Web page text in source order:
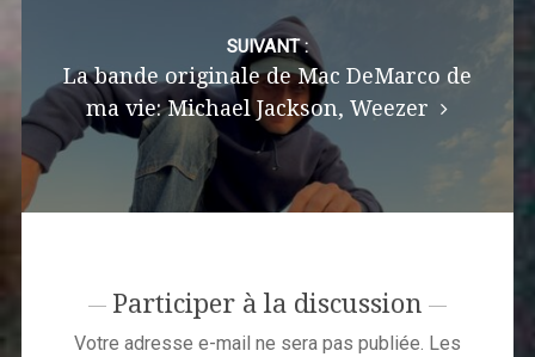
SUIVANT :
La bande originale de Mac DeMarco de
ma vie: Michael Jackson, Weezer
Participer à la discussion
Votre adresse e-mail ne sera pas publiée. Les